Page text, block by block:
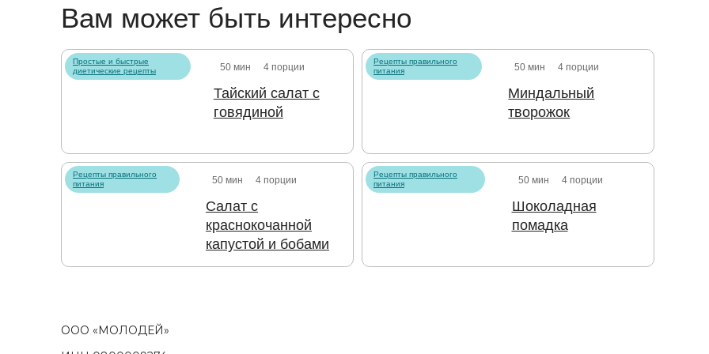
Вам может быть интересно
Простые и быстрые
диетические рецепты
50 мин 4 порции
Тайский салат с
говядиной
Рецепты правильного
питания
50 мин 4 порции
Миндальный
творожок
Рецепты правильного
питания
50 мин 4 порции
Салат с
краснокочанной
капустой и бобами
Рецепты правильного
питания
50 мин 4 порции
Шоколадная
помадка
ООО «МОЛОДЕЙ»